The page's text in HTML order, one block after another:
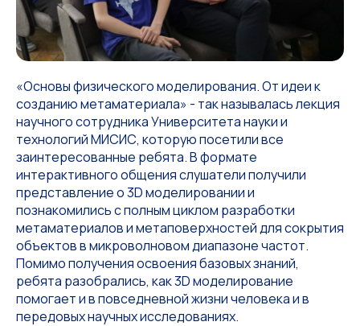
«Основы физического моделирования. От идеи к
созданию метаматериала» - так называлась лекция
научного сотрудника Университета науки и
технологий МИСИС, которую посетили все
заинтересованные ребята. В формате
интерактивного общения слушатели получили
представление о 3D моделировании и
познакомились с полным циклом разработки
метаматериалов и метаповерхностей для сокрытия
объектов в микроволновом диапазоне частот.
Помимо получения освоения базовых знаний,
ребята разобрались, как 3D моделирование
помогает и в повседневной жизни человека и в
передовых научных исследованиях.